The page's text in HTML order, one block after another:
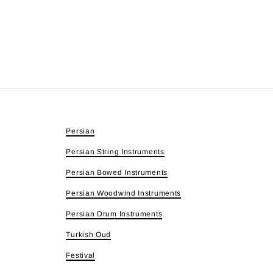
Persian
Persian String Instruments
Persian Bowed Instruments
Persian Woodwind Instruments
Persian Drum Instruments
Turkish Oud
Festival